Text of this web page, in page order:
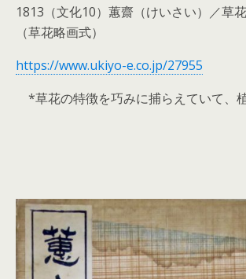
1813（文化10）蕙齋（けいさい）／草
（草花略画式）
https://www.ukiyo-e.co.jp/27955
*草花の特徴を巧みに捕らえていて、